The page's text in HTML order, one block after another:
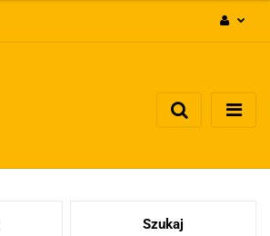
Dodaj zgłoszenie
Szukaj